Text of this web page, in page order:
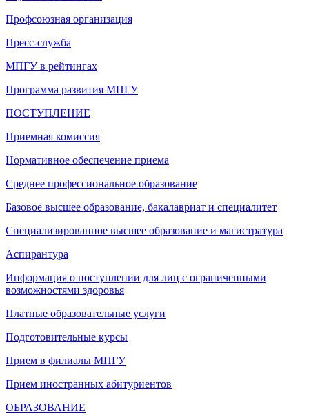
Профсоюзная организация
Пресс-служба
МПГУ в рейтингах
Программа развития МПГУ
ПОСТУПЛЕНИЕ
Приемная комиссия
Нормативное обеспечение приема
Среднее профессиональное образование
Базовое высшее образование, бакалавриат и специалитет
Специализированное высшее образование и магистратура
Аспирантура
Информация о поступлении для лиц с ограниченными
возможностями здоровья
Платные образовательные услуги
Подготовительные курсы
Прием в филиалы МПГУ
Прием иностранных абитуриентов
ОБРАЗОВАНИЕ